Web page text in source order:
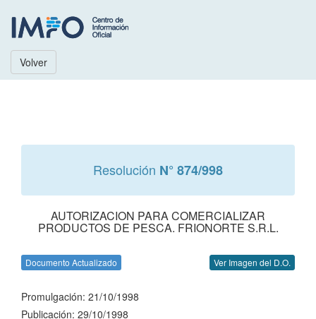
Volver
Resolución N° 874/998
AUTORIZACION PARA COMERCIALIZAR
PRODUCTOS DE PESCA. FRIONORTE S.R.L.
Documento Actualizado Ver Imagen del D.O.
Promulgación: 21/10/1998
Publicación: 29/10/1998